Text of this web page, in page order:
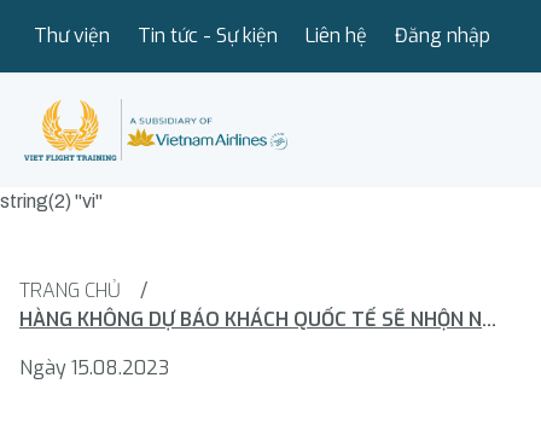
Thư viện Tin tức - Sự kiện Liên hệ Đăng nhập
string(2) "vi"
TRANG CHỦ
/
HÀNG KHÔNG DỰ BÁO KHÁCH QUỐC TẾ SẼ NHỘN NHỊP NHỜ CHÍNH SÁCH VISA MỚI
Ngày 15.08.2023